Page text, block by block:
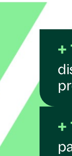
+
+